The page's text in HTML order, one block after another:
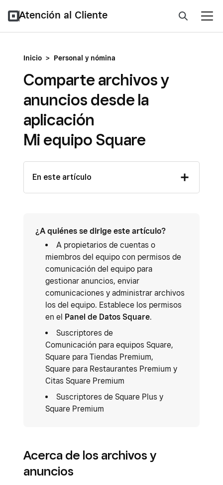
Atención al Cliente
Inicio > Personal y nómina
Comparte archivos y
anuncios desde la
aplicación
Mi equipo Square
En este artículo
¿A quiénes se dirige este artículo?
A propietarios de cuentas o
miembros del equipo con permisos de
comunicación del equipo para
gestionar anuncios, enviar
comunicaciones y administrar archivos
los del equipo. Establece los permisos
en el Panel de Datos Square.
Suscriptores de
Comunicación para equipos Square,
Square para Tiendas Premium,
Square para Restaurantes Premium y
Citas Square Premium
Suscriptores de Square Plus y
Square Premium
Acerca de los archivos y
anuncios